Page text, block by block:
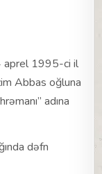
aprel 1995-ci il
Abbas oğluna
adına
dəfn